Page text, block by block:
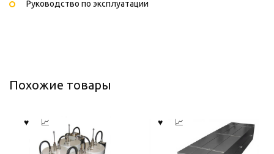
Руководство по эксплуатации
Похожие товары